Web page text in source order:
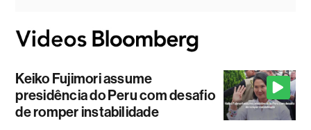
Keiko Fujimori assume
presidência do Peru com desafio
de romper instabilidade